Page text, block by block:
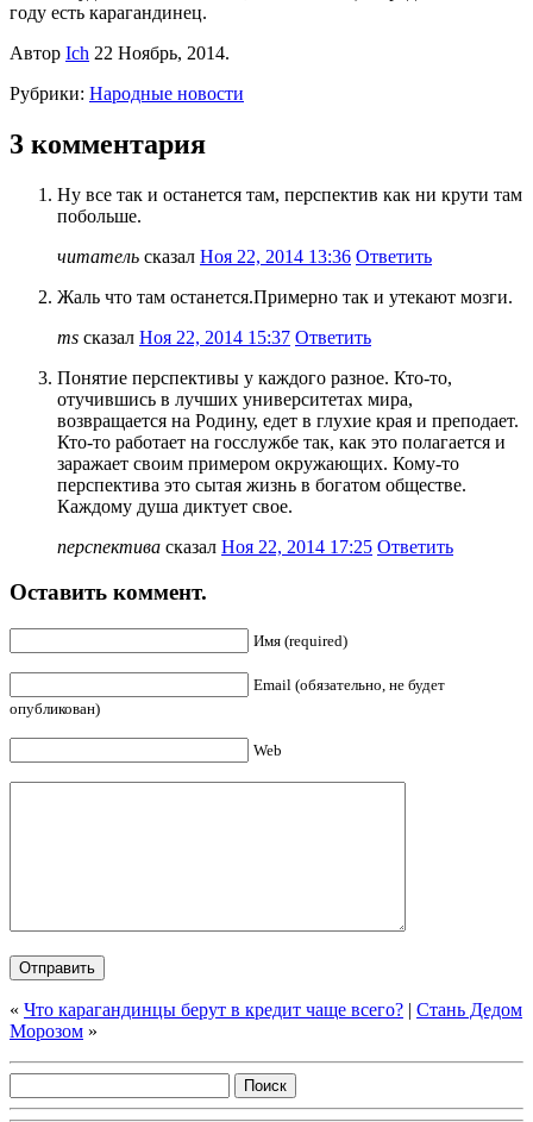
году есть карагандинец.
Автор Ich 22 Ноябрь, 2014.
Рубрики: Народные новости
3 комментария
Ну все так и останется там, перспектив как ни крути там
побольше.
читатель сказал Ноя 22, 2014 13:36 Ответить
Жаль что там останется.Примерно так и утекают мозги.
ms сказал Ноя 22, 2014 15:37 Ответить
Понятие перспективы у каждого разное. Кто-то,
отучившись в лучших университетах мира,
возвращается на Родину, едет в глухие края и преподает.
Кто-то работает на госслужбе так, как это полагается и
заражает своим примером окружающих. Кому-то
перспектива это сытая жизнь в богатом обществе.
Каждому душа диктует свое.
перспектива сказал Ноя 22, 2014 17:25 Ответить
Оставить коммент.
Имя (required)
Email (обязательно, не будет
опубликован)
Web
« Что карагандинцы берут в кредит чаще всего? | Стань Дедом
Морозом »